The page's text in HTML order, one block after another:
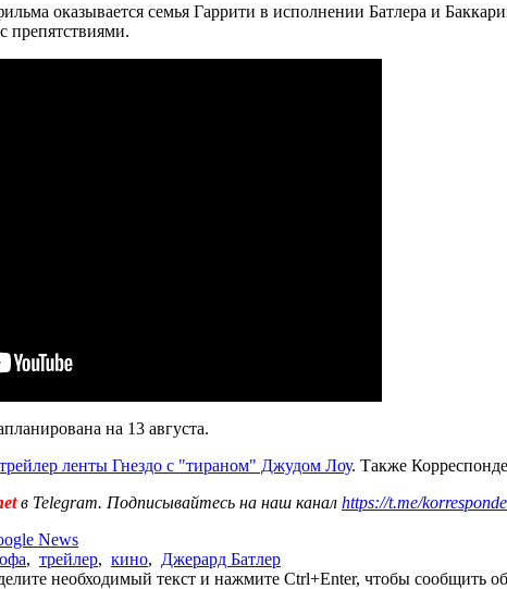
оказывается семья Гаррити в исполнении Батлера и
препятствиями.
на 13 августа.
ленты Гнездо с "тираном" Джудом Лоу. Также
в Telegram. Подписывайтесь на наш канал https://t.me/
News
, трейлер, кино, Джерард Батлер
необходимый текст и нажмите Ctrl+Enter, чтобы сообщить